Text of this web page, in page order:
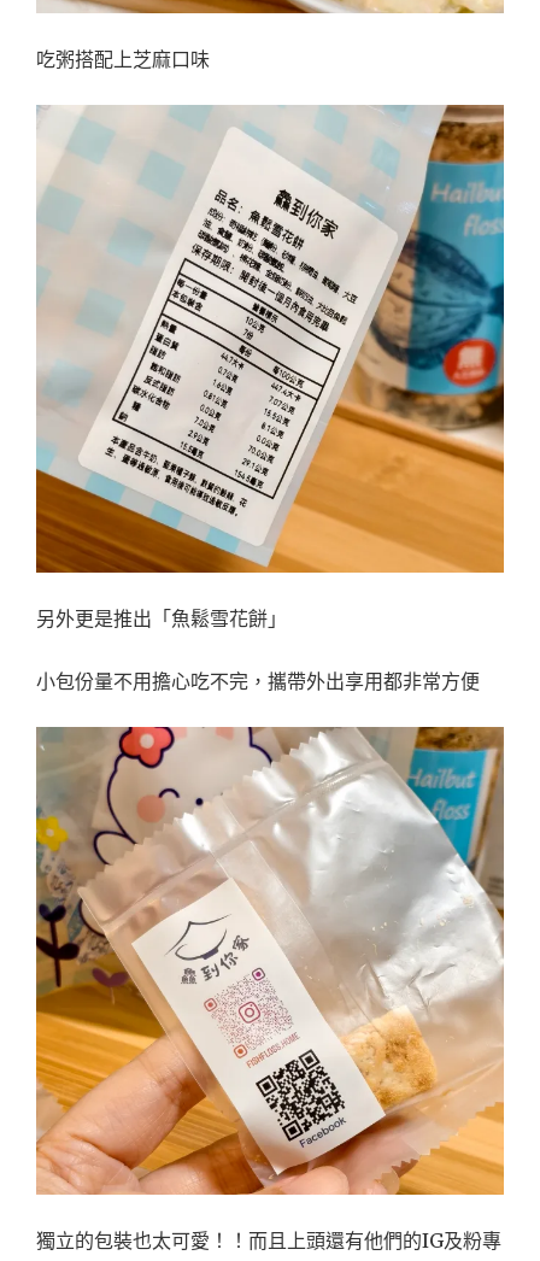
吃粥搭配上芝麻口味
另外更是推出「魚鬆雪花餅」
小包份量不用擔心吃不完，攜帶外出享用都非常方便
獨立的包裝也太可愛！！而且上頭還有他們的IG及粉專